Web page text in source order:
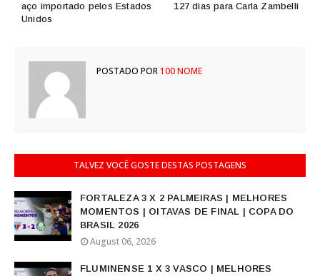
127 dias para Carla Zambelli
aço importado pelos Estados
Unidos
POSTADO POR100 NOME
TALVEZ VOCÊ GOSTE DESTAS POSTAGENS
FORTALEZA 3 X 2 PALMEIRAS | MELHORES
MOMENTOS | OITAVAS DE FINAL | COPA DO
BRASIL 2026
August 06, 2026
FLUMINENSE 1 X 3 VASCO | MELHORES